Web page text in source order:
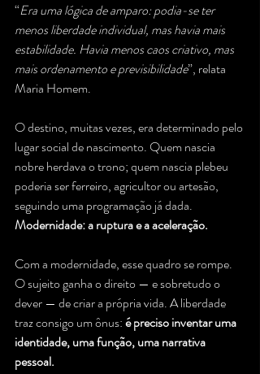
“Era uma lógica de amparo: podia-se ter
menos liberdade individual, mas havia mais
estabilidade. Havia menos caos criativo, mas
mais ordenamento e previsibilidade”, relata
Maria Homem.
O destino, muitas vezes, era determinado pelo
lugar social de nascimento. Quem nascia
nobre herdava o trono; quem nascia plebeu
poderia ser ferreiro, agricultor ou artesão,
seguindo uma programação já dada.
Modernidade: a ruptura e a aceleração.
Com a modernidade, esse quadro se rompe.
O sujeito ganha o direito — e sobretudo o
dever — de criar a própria vida. A liberdade
traz consigo um ônus: é preciso inventar uma
identidade, uma função, uma narrativa
pessoal.